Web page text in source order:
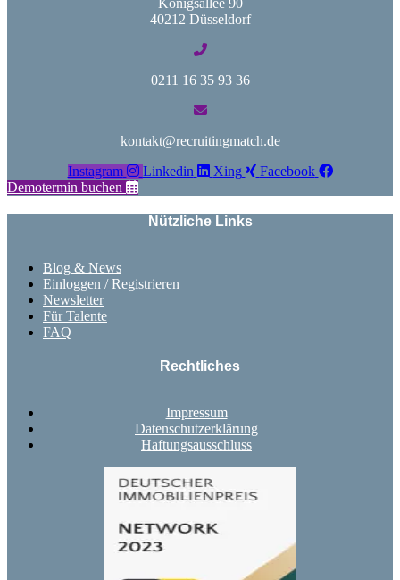
40212 Düsseldorf
0211 16 35 93 36
kontakt@recruitingmatch.de
Instagram
Linkedin Xing
Facebook
Demotermin buchen
Nützliche Links
Blog & News
Einloggen / Registrieren
Newsletter
Für Talente
FAQ
Rechtliches
Impressum
Datenschutzerklärung
Haftungsausschluss